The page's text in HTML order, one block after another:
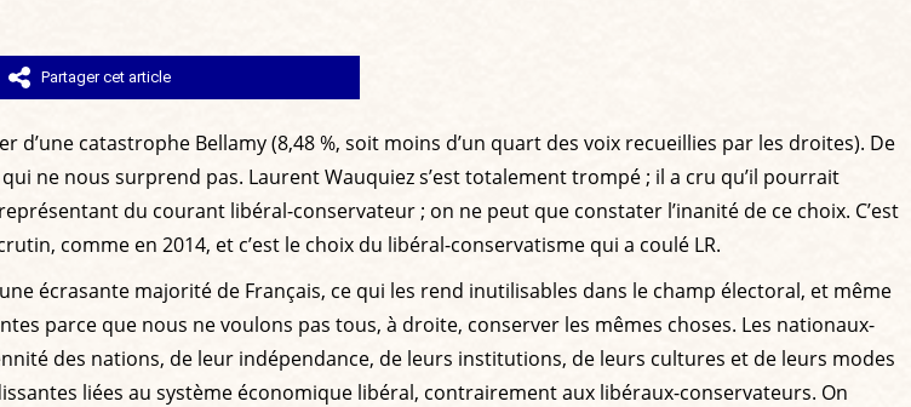
Partager cet article
catastrophe Bellamy (8,48 %, soit moins d’un quart des voix recueillies par les droites). De
ne nous surprend pas. Laurent Wauquiez s’est totalement trompé ; il a cru qu’il pourrait
du courant libéral-conservateur ; on ne peut que constater l’inanité de ce choix. C’est
comme en 2014, et c’est le choix du libéral-conservatisme qui a coulé LR.
écrasante majorité de Français, ce qui les rend inutilisables dans le champ électoral, et même
parce que nous ne voulons pas tous, à droite, conserver les mêmes choses. Les nationaux-
des nations, de leur indépendance, de leurs institutions, de leurs cultures et de leurs modes
liées au système économique libéral, contrairement aux libéraux-conservateurs. On